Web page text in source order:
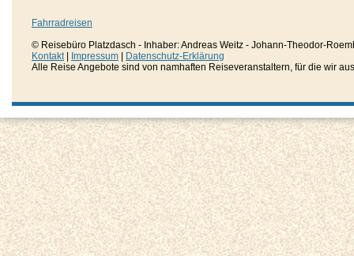
Fahrradreisen
© Reisebüro Platzdasch - Inhaber: Andreas Weitz - Johann-Theodor-
Kontakt| Impressum
Datenschutz-Erklärung
Alle Reise Angebote sind von namhaften Reiseveranstaltern, für die wir